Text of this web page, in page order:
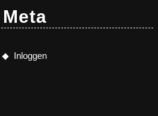
Meta
Inloggen